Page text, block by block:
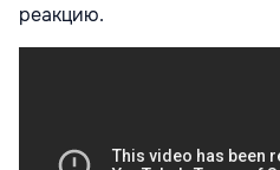
реакцию.